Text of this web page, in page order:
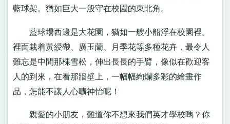
藍球架。猶如巨大一般守在校園的東北角。
藍球場西邊是大花園，猶如一艘小船浮在校園裡。
裡面栽着黃綬帶、廣玉蘭、月季花等多種花卉，最令人
難忘是中間那棵雪松，伸出長長的手臂，像似在歡迎客
人的到來，在看那牆壁上，一幅幅絢爛多彩的繪畫作
品，怎能不讓人心曠神怡呢！
親愛的小朋友，難道你不想來我們英才學校嗎？你